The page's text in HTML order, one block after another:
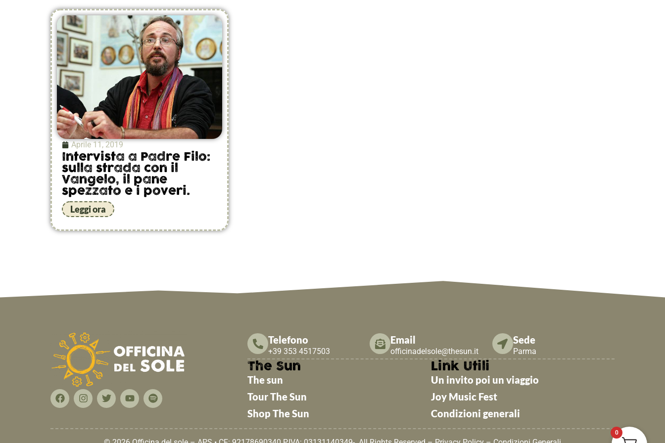
Aprile 11, 2019
Intervista a Padre Filo:
sulla strada con il
Vangelo, il pane
spezzato e i poveri.
Leggi ora
Telefono
+39 353 4517503
Email
officinadelsole@thesun.it
Sede
Parma
The Sun
The sun
Tour The Sun
Shop The Sun
Link Utili
Un invito poi un viaggio
Joy Music Fest
Condizioni generali
0